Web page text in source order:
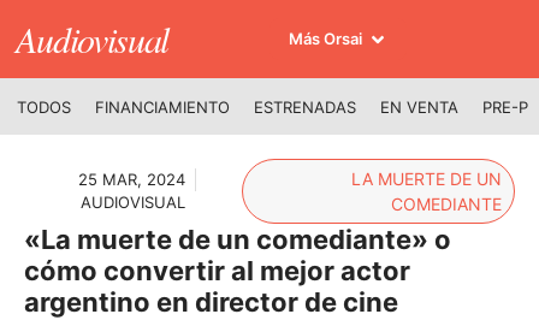
Audiovisual Más Orsai
TODOS FINANCIAMIENTO ESTRENADAS EN VENTA PRE-
25 MAR, 2024
AUDIOVISUAL
LA MUERTE DE UN
COMEDIANTE
«La muerte de un comediante» o
cómo convertir al mejor actor
argentino en director de cine